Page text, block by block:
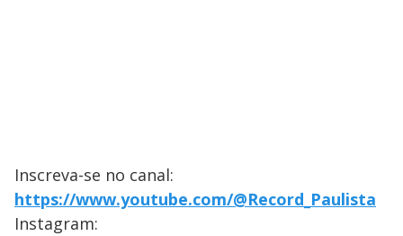
Inscreva-se no canal:
https://www.youtube.com/@Record_Paulista
Instagram: